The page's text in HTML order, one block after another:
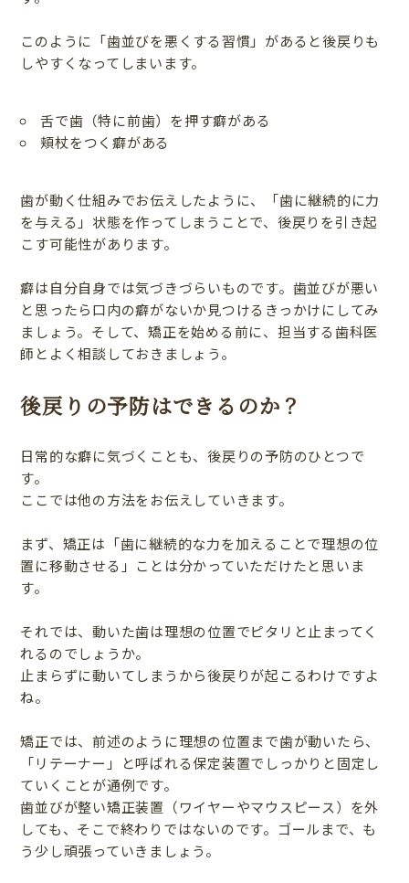
このように「歯並びを悪くする習慣」があると後戻りも
しやすくなってしまいます。
舌で歯（特に前歯）を押す癖がある
頬杖をつく癖がある
歯が動く仕組みでお伝えしたように、「歯に継続的に力
を与える」状態を作ってしまうことで、後戻りを引き起
こす可能性があります。
癖は自分自身では気づきづらいものです。歯並びが悪い
と思ったら口内の癖がないか見つけるきっかけにしてみ
ましょう。そして、矯正を始める前に、担当する歯科医
師とよく相談しておきましょう。
後戻りの予防はできるのか？
日常的な癖に気づくことも、後戻りの予防のひとつで
す。
ここでは他の方法をお伝えしていきます。
まず、矯正は「歯に継続的な力を加えることで理想の位
置に移動させる」ことは分かっていただけたと思いま
す。
それでは、動いた歯は理想の位置でピタリと止まってく
れるのでしょうか。
止まらずに動いてしまうから後戻りが起こるわけですよ
ね。
矯正では、前述のように理想の位置まで歯が動いたら、
「リテーナー」と呼ばれる保定装置でしっかりと固定し
ていくことが通例です。
歯並びが整い矯正装置（ワイヤーやマウスピース）を外
しても、そこで終わりではないのです。ゴールまで、も
う少し頑張っていきましょう。